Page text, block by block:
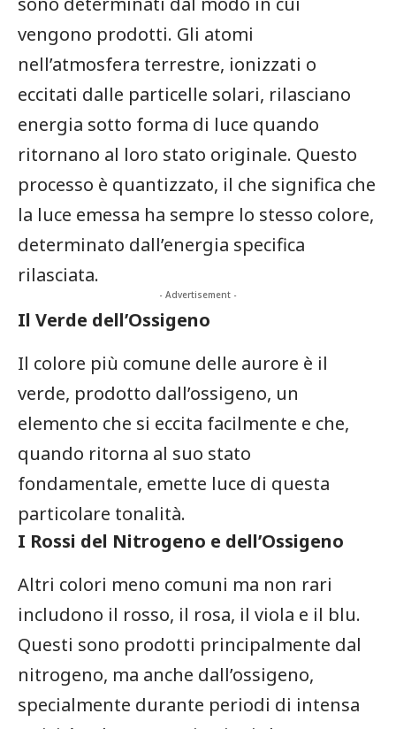
⁤vengono prodotti. Gli ‌atomi‍
nell’atmosfera terrestre, ‍ionizzati o
eccitati dalle particelle solari,⁢ rilasciano
energia sotto forma di luce quando
ritornano al ​loro stato originale. Questo
processo è quantizzato, il che significa che
la luce emessa ha sempre lo stesso colore,
determinato dall’energia specifica
rilasciata.
- Advertisement -
Il Verde dell’Ossigeno
Il colore più comune delle aurore è il
verde, prodotto dall’ossigeno, ⁣un
elemento che si⁣ eccita facilmente e​ che,
quando ritorna al suo ‌stato
fondamentale, emette luce ‍di⁢ questa
particolare tonalità.
I Rossi del ⁢Nitrogeno e dell’Ossigeno
Altri colori meno comuni ma non ⁣rari⁢
includono il rosso, il rosa, il viola e​ il blu.‍
Questi sono prodotti principalmente dal
nitrogeno, ma anche dall’ossigeno,
specialmente durante periodi di intensa